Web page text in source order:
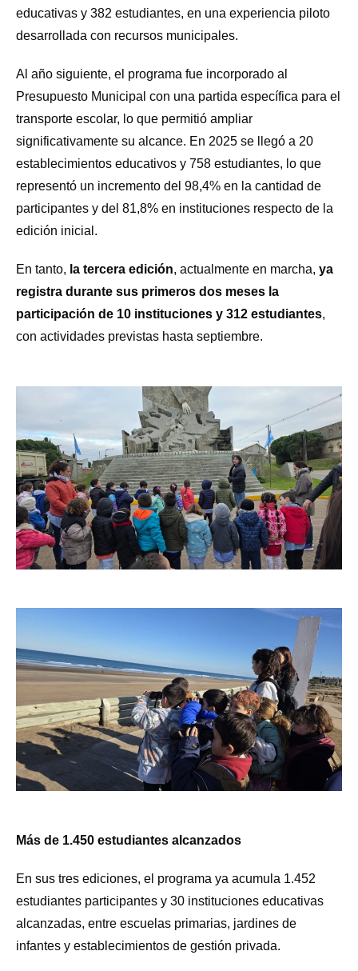
educativas y 382 estudiantes, en una experiencia piloto
desarrollada con recursos municipales.
Al año siguiente, el programa fue incorporado al
Presupuesto Municipal con una partida específica para el
transporte escolar, lo que permitió ampliar
significativamente su alcance. En 2025 se llegó a 20
establecimientos educativos y 758 estudiantes, lo que
representó un incremento del 98,4% en la cantidad de
participantes y del 81,8% en instituciones respecto de la
edición inicial.
En tanto, la tercera edición, actualmente en marcha, ya
registra durante sus primeros dos meses la
participación de 10 instituciones y 312 estudiantes,
con actividades previstas hasta septiembre.
Más de 1.450 estudiantes alcanzados
En sus tres ediciones, el programa ya acumula 1.452
estudiantes participantes y 30 instituciones educativas
alcanzadas, entre escuelas primarias, jardines de
infantes y establecimientos de gestión privada.